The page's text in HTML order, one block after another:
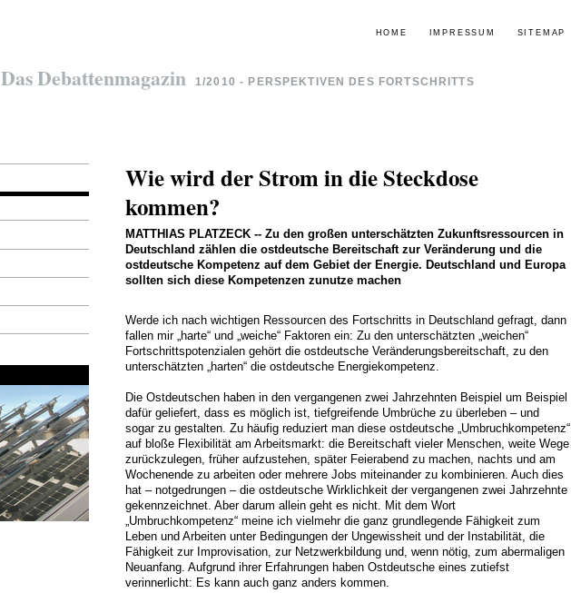
Das Debattenmagazin 1/2010 - PERSPEKTIVEN DES FORTSCHRITTS
HOME IMPRESSUM SITEMAP
Wie wird der Strom in die Steckdose
kommen?
MATTHIAS PLATZECK -- Zu den großen unterschätzten Zukunftsressourcen in
Deutschland zählen die ostdeutsche Bereitschaft zur Veränderung und die
ostdeutsche Kompetenz auf dem Gebiet der Energie. Deutschland und Europa
sollten sich diese Kompetenzen zunutze machen
Werde ich nach wichtigen Ressourcen des Fortschritts in Deutschland gefragt, dann
fallen mir „harte“ und „weiche“ Faktoren ein: Zu den unterschätzten „weichen“
Fortschrittspotenzialen gehört die ostdeutsche Veränderungsbereitschaft, zu den
unterschätzten „harten“ die ostdeutsche Energiekompetenz.
Die Ostdeutschen haben in den vergangenen zwei Jahrzehnten Beispiel um Beispiel
dafür geliefert, dass es möglich ist, tiefgreifende Umbrüche zu überleben – und
sogar zu gestalten. Zu häufig reduziert man diese ostdeutsche „Umbruchkompetenz“
auf bloße Flexibilität am Arbeitsmarkt: die Bereitschaft vieler Menschen, weite Wege
zurückzulegen, früher aufzustehen, später Feierabend zu machen, nachts und am
Wochenende zu arbeiten oder mehrere Jobs miteinander zu kombinieren. Auch dies
hat – notgedrungen – die ostdeutsche Wirklichkeit der vergangenen zwei Jahrzehnte
gekennzeichnet. Aber darum allein geht es nicht. Mit dem Wort
„Umbruchkompetenz“ meine ich vielmehr die ganz grundlegende Fähigkeit zum
Leben und Arbeiten unter Bedingungen der Ungewissheit und der Instabilität, die
Fähigkeit zur Improvisation, zur Netzwerkbildung und, wenn nötig, zum abermaligen
Neuanfang. Aufgrund ihrer Erfahrungen haben Ostdeutsche eines zutiefst
verinnerlicht: Es kann auch ganz anders kommen.